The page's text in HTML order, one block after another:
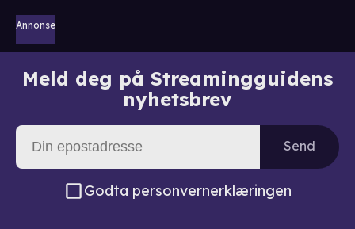
Annonse
Meld deg på Streamingguidens
nyhetsbrev
Send
Godta personvernerklæringen